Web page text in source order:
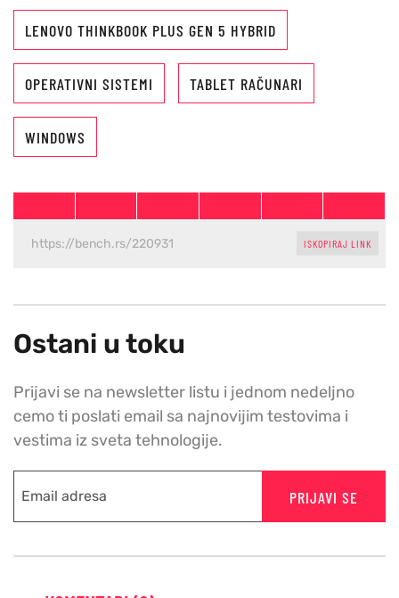
LENOVO THINKBOOK PLUS GEN 5 HYBRID
OPERATIVNI SISTEMI TABLET RAČUNARI
WINDOWS
ISKOPIRAJ LINK
Ostani u toku
Prijavi se na newsletter listu i jednom nedeljno
cemo ti poslati email sa najnovijim testovima i
vestima iz sveta tehnologije.
PRIJAVI SE